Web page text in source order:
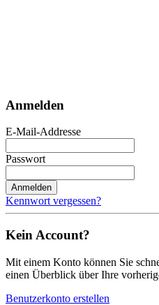
Anmelden
E-Mail-Addresse
Passwort
Anmelden
Kennwort vergessen?
Kein Account?
Mit einem Konto können Sie
einen Überblick über Ihre
Benutzerkonto erstellen